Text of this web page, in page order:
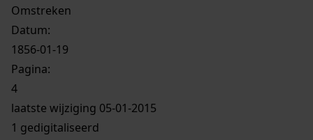
Omstreken
Datum:
1856-01-19
Pagina:
4
laatste wijziging 05-01-2015
1 gedigitaliseerd